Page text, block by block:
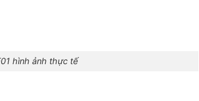
hình ảnh thực tế